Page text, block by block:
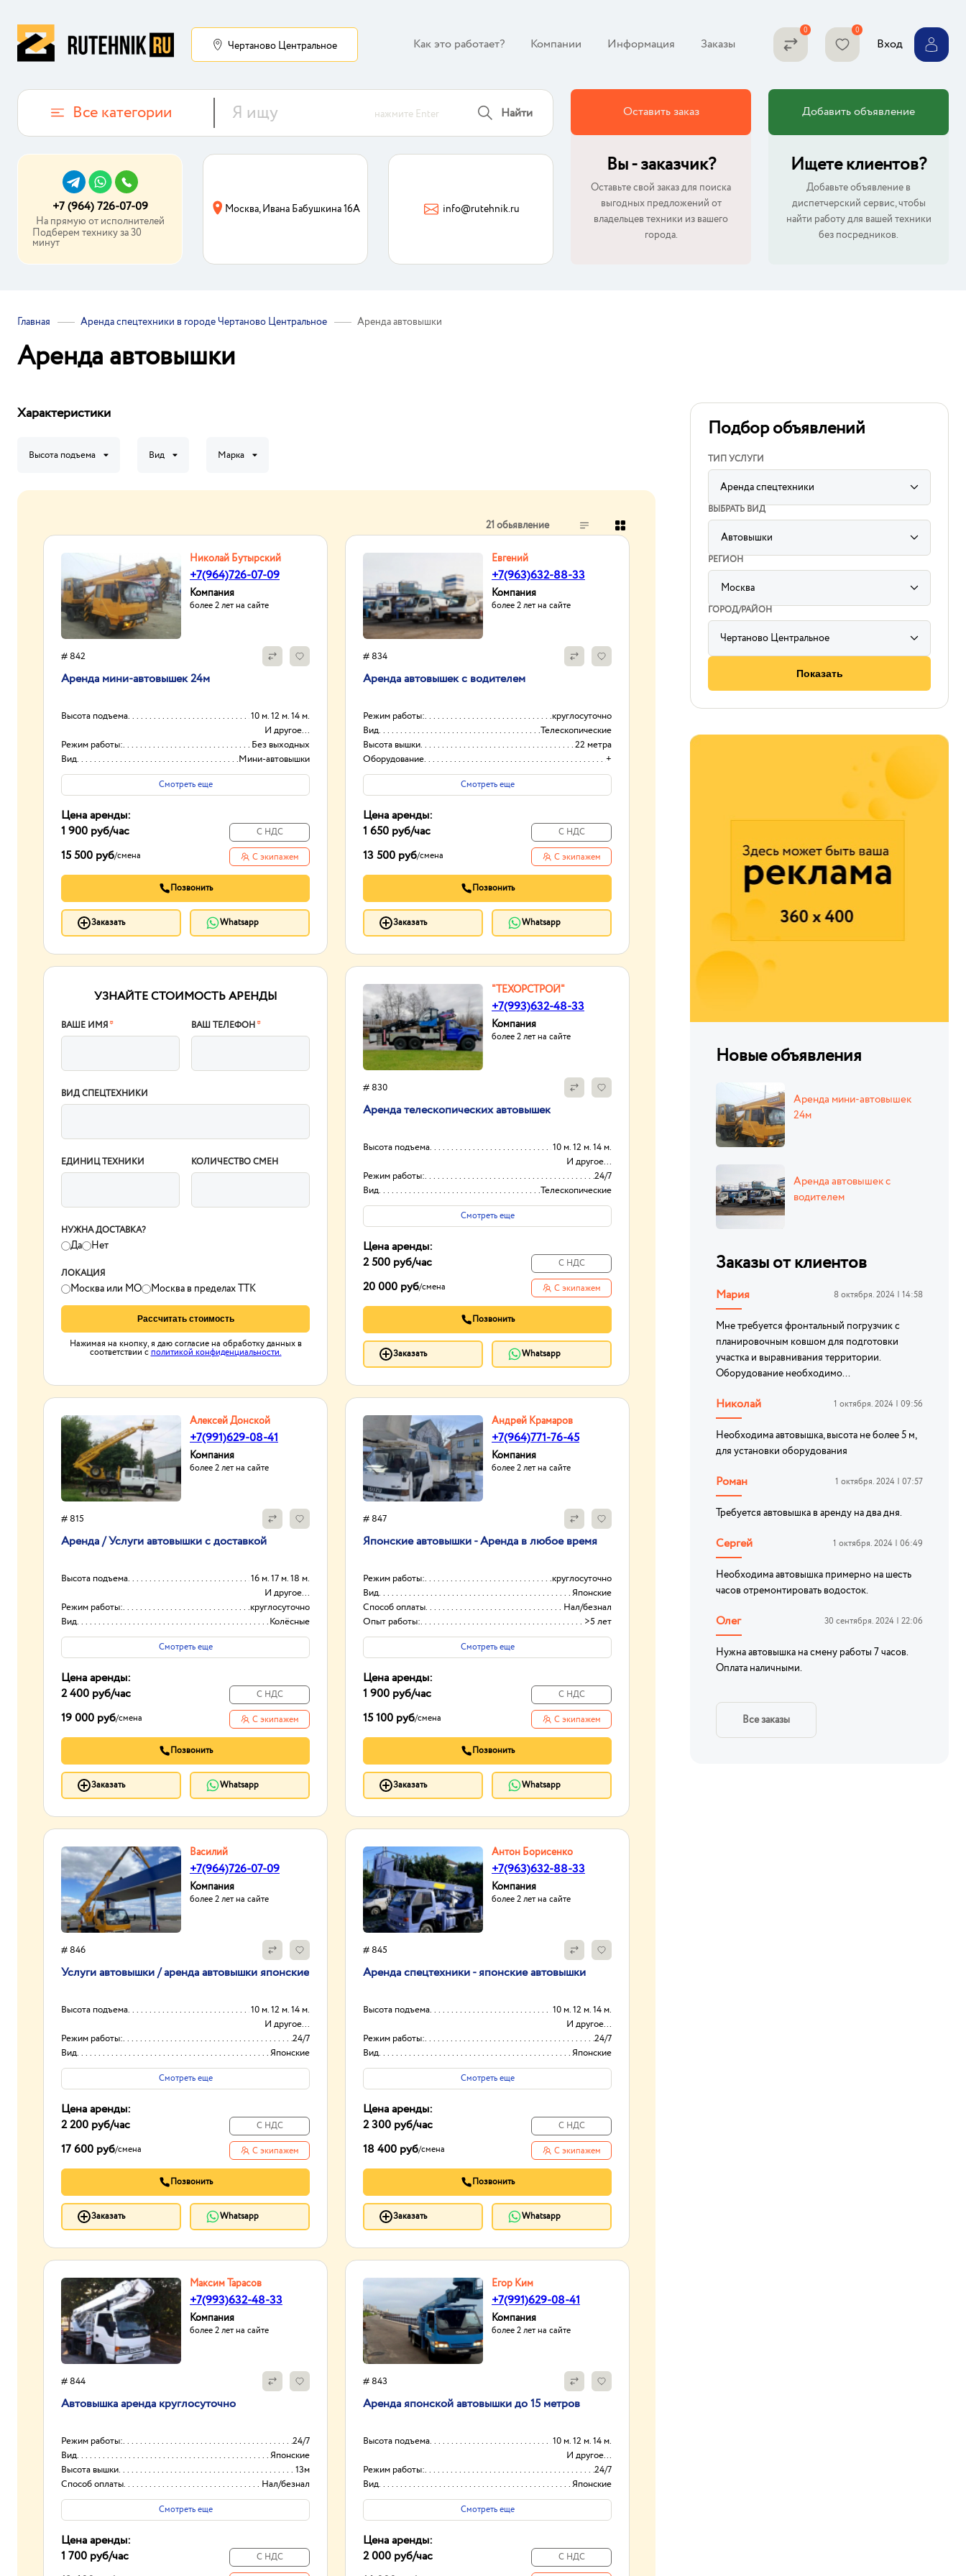
Чертаново Центральное Как это работает? Компании Информация Заказы Вход
Все категории нажмите Enter Найти
+7 (964) 726-07-09
На прямую от исполнителей
Подберем технику за 30
минут
Москва, Ивана Бабушкина 16А info@rutehnik.ru
Оставить заказ
Вы - заказчик?
Оставьте свой заказ для поиска
выгодных предложений от
владельцев техники из вашего
города.
Добавить объявление
Ищете клиентов?
Добавьте объявление в
диспетчерский сервис, чтобы
найти работу для вашей техники
без посредников.
Главная Аренда спецтехники в городе Чертаново Центральное Аренда автовышки
Аренда автовышки
Характеристики
Высота подъема Вид Марка
21 обьявление
Николай Бутырский
+7(964)726-07-09
Компания
более 2 лет на сайте
# 842
Аренда мини-автовышек 24м
Высота подъема
10 м. 12 м. 14 м.
И другое...
Режим работы:
Без выходных
Вид
Мини-автовышки
Высота вышки
24
Смотреть еще
Цена аренды:
1 900 руб/час
15 500 руб/смена
С НДС
С экипажем
Позвонить
Заказать Whatsapp
Евгений
+7(963)632-88-33
Компания
более 2 лет на сайте
# 834
Аренда автовышек с водителем
Режим работы:
круглосуточно
Вид
Телескопические
Высота вышки
22 метра
Оборудование
+
Смотреть еще
Цена аренды:
1 650 руб/час
13 500 руб/смена
С НДС
С экипажем
Позвонить
Заказать Whatsapp
УЗНАЙТЕ СТОИМОСТЬ АРЕНДЫ
ВАШЕ ИМЯ* ВАШ ТЕЛЕФОН*
ВИД СПЕЦТЕХНИКИ
ЕДИНИЦ ТЕХНИКИ КОЛИЧЕСТВО СМЕН
НУЖНА ДОСТАВКА?
Да Нет
ЛОКАЦИЯ
Москва или МО Москва в пределах ТТК
Рассчитать стоимость
Нажимая на кнопку, я даю согласие на обработку данных в
соответствии сполитикой конфиденциальности.
"ТЕХОРСТРОЙ"
+7(993)632-48-33
Компания
более 2 лет на сайте
# 830
Аренда телескопических автовышек
Высота подъема
10 м. 12 м. 14 м.
И другое...
Режим работы:
24/7
Вид
Телескопические
Высота вышки
45м
Смотреть еще
Цена аренды:
2 500 руб/час
20 000 руб/смена
С НДС
С экипажем
Позвонить
Заказать Whatsapp
Алексей Донской
+7(991)629-08-41
Компания
более 2 лет на сайте
# 815
Аренда / Услуги автовышки с доставкой
Высота подъема
16 м. 17 м. 18 м.
И другое...
Режим работы:
круглосуточно
Вид
Колёсные
Высота вышки
до 35м
Смотреть еще
Цена аренды:
2 400 руб/час
19 000 руб/смена
С НДС
С экипажем
Позвонить
Заказать Whatsapp
Андрей Крамаров
+7(964)771-76-45
Компания
более 2 лет на сайте
# 847
Японские автовышки - Аренда в любое время
Режим работы:
круглосуточно
Вид
Японские
Способ оплаты
Нал/безнал
Опыт работы:
>5 лет
Смотреть еще
Цена аренды:
1 900 руб/час
15 100 руб/смена
С НДС
С экипажем
Позвонить
Заказать Whatsapp
Василий
+7(964)726-07-09
Компания
более 2 лет на сайте
# 846
Услуги автовышки / аренда автовышки японские
Высота подъема
10 м. 12 м. 14 м.
И другое...
Режим работы:
24/7
Вид
Японские
Оборудование
Автовышки
Смотреть еще
Цена аренды:
2 200 руб/час
17 600 руб/смена
С НДС
С экипажем
Позвонить
Заказать Whatsapp
Антон Борисенко
+7(963)632-88-33
Компания
более 2 лет на сайте
# 845
Аренда спецтехники - японские автовышки
Высота подъема
10 м. 12 м. 14 м.
И другое...
Режим работы:
24/7
Вид
Японские
Способ оплаты
Нал/безнал
Смотреть еще
Цена аренды:
2 300 руб/час
18 400 руб/смена
С НДС
С экипажем
Позвонить
Заказать Whatsapp
Максим Тарасов
+7(993)632-48-33
Компания
более 2 лет на сайте
# 844
Автовышка аренда круглосуточно
Режим работы:
24/7
Вид
Японские
Высота вышки
13м
Способ оплаты
Нал/безнал
Смотреть еще
Цена аренды:
1 700 руб/час
С НДС
Егор Ким
+7(991)629-08-41
Компания
более 2 лет на сайте
# 843
Аpенда японской aвтовышки дo 15 метрoв
Высота подъема
10 м. 12 м. 14 м.
И другое...
Режим работы:
24/7
Вид
Японские
Высота вышки
15м
Смотреть еще
Цена аренды:
2 000 руб/час
С НДС
Подбор объявлений
ТИП УСЛУГИ
Аренда спецтехники
ВЫБРАТЬ ВИД
Автовышки
label
for
sorting
input
РЕГИОН
Москва
label
for
sorting
input
ГОРОД/РАЙОН
Чертаново Центральное
Показать
Новые объявления
Аренда мини-автовышек
24м
Аренда автовышек с
водителем
Заказы от клиентов
Мария 8 октября. 2024 | 14:58
Мне требуется фронтальный погрузчик с
планировочным ковшом для подготовки
участка и выравнивания территории.
Оборудование необходимо...
Николай 1 октября. 2024 | 09:56
Необходима автовышка, высота не более 5 м,
для установки оборудования
Роман 1 октября. 2024 | 07:57
Требуется автовышка в аренду на два дня.
Сергей 1 октября. 2024 | 06:49
Необходима автовышка примерно на шесть
часов отремонтировать водосток.
Олег 30 сентября. 2024 | 22:06
Нужна автовышка на смену работы 7 часов.
Оплата наличными.
Все заказы